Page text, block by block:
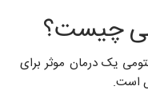
چیست؟
یک درمان موثر برای
است.